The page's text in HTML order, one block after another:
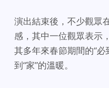
演出結束後，不少觀眾
感，其中一位觀眾表示
其多年來春節期間的“必
到“家”的溫暖。